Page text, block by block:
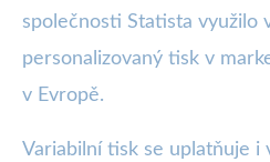
společnosti Statista využilo
personalizovaný tisk v
v Evropě.
Variabilní tisk se uplatňuje i